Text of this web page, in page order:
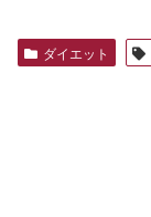
ダイエット